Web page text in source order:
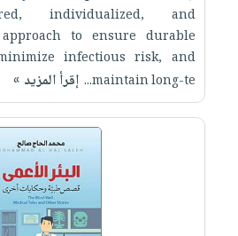
individualized, and
to ensure durable
infectious risk, and
maintain long-te...
إقرأ المزيد »